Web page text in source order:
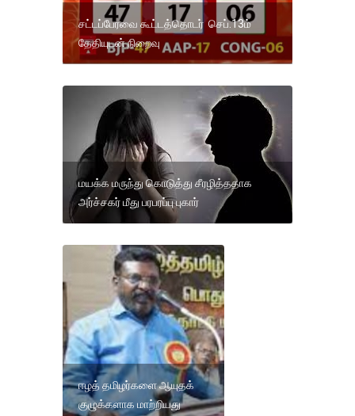
சட்டப்பேரவை கூட்டத்தொடர் செப்.13ம்
தேதியுடன் நிறைவு
மயக்க மருந்து கொடுத்து சீரழித்ததாக
அர்ச்சகர் மீது பரபரப்பு புகார்
ஈழத் தமிழர்களை ஆயுதக்
குழுக்களாக மாற்றியது